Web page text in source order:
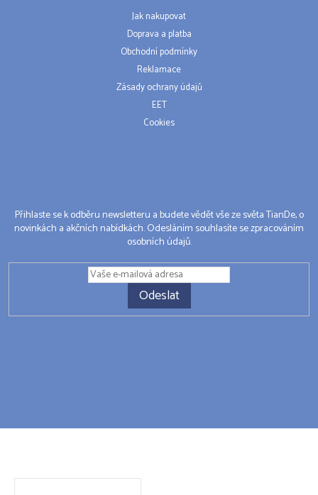
Jak nakupovat
Doprava a platba
Obchodní podmínky
Reklamace
Zásady ochrany údajů
EET
Cookies
Přihlaste se k odběru newsletteru a budete vědět vše ze světa TianDe, o
novinkách a akčních nabídkách. Odesláním souhlasíte se zpracováním
osobních údajů.
Odeslat